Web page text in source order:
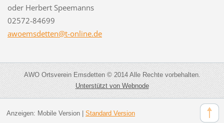
oder Herbert Speemanns
02572-84699
awoemsdetten@t-online.de
AWO Ortsverein Emsdetten © 2014 Alle Rechte vorbehalten.
Unterstützt von Webnode
Anzeigen: Mobile Version| Standard Version